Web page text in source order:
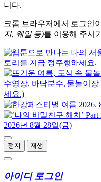
니다.
크롬 브라우저에서 로그인
지, 웨일 등)를 이용해 주시
정지 재생
아이디 로그인